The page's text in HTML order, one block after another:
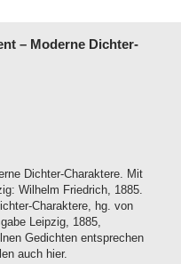
– Moderne Dichter-
Dichter-Charaktere. Mit
Wilhelm Friedrich, 1885.
Charaktere, hg. von
Leipzig, 1885,
Gedichten entsprechen
auch hier.